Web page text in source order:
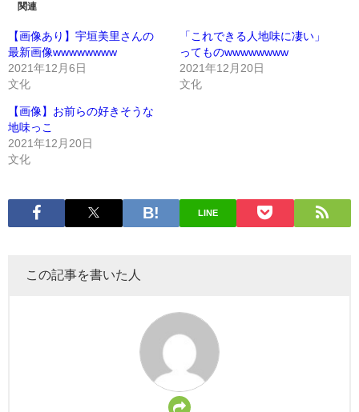
関連
【画像あり】宇垣美里さんの
最新画像wwwwwwww
2021年12月6日
文化
「これできる人地味に凄い」
ってものwwwwwwww
2021年12月20日
文化
【画像】お前らの好きそうな
地味っこ
2021年12月20日
文化
LINE
この記事を書いた人